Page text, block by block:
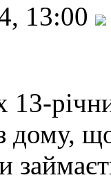
13:00
13-
дому,